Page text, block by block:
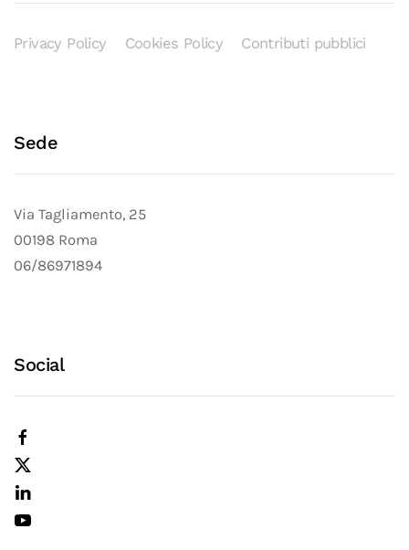
Privacy Policy Cookies Policy Contributi pubblici
Sede
Via Tagliamento, 25
00198 Roma
06/86971894
Social